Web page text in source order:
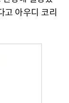
고 아우디 코리